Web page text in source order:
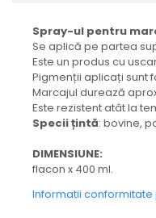
Spray-ul pentru
Se aplică pe partea
Este un produs cu
Pigmenții aplicați sunt
Marcajul durează
Este rezistent atât la
Specii țintă: bovine,
DIMENSIUNE:
flacon x 400 ml.
Informatii conformitate